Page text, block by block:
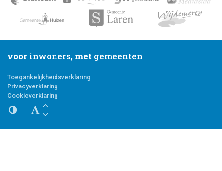
voor inwoners, met gemeenten
Toegankelijkheidsverklaring
Privacyverklaring
Cookieverklaring